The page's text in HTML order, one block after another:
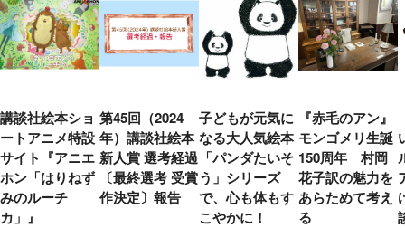
講談社絵本ショ
ートアニメ特設
サイト『アニエ
ホン「はりねず
みのルーチ
カ」』
第45回（2024
年）講談社絵本
新人賞 選考経過
〔最終選考 受賞
作決定〕報告
子どもが元気に
なる大人気絵本
「パンダたいそ
う」シリーズ
で、心も体もす
こやかに！
『赤毛のアン』
モンゴメリ生誕
150周年 村岡
花子訳の魅力を
あらためて考え
る